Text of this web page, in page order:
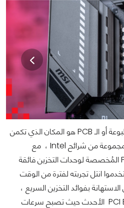
الطرف السفلي من اللوحة المطبوعة أو الـ PCB هو المكان الذي تكمن
فيه الفائدة الحقيقية مع أحدث مجموعة من شرائح Intel ، مع
منافذPCI Express 4.0 NVMe المُخصصة لوحدات التخزين فائقة
انتل تجربته لفترة من الوقت
بفوائد التخزين السريع ،
وتحديداً مع معيار PCI Express 4.0 الأحدث حيث تصبح سرعات